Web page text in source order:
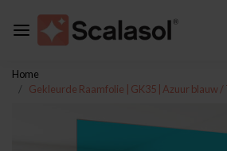
Home
Gekleurde Raamfolie | GK35 | Azuur blauw